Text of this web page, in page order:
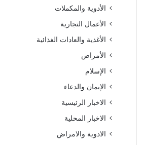
الأدوية والمكملات
الأعمال التجارية
الأغذية والعادات الغذائية
الأمراض
الإسلام
الإيمان والدعاء
الاخبار الرئيسية
الاخبار المحلية
الادوية والامراض